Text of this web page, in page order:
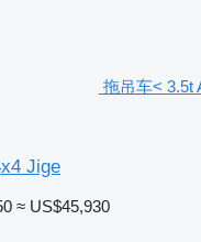
拖吊车< 3.5t
Jige
≈ US$45,930